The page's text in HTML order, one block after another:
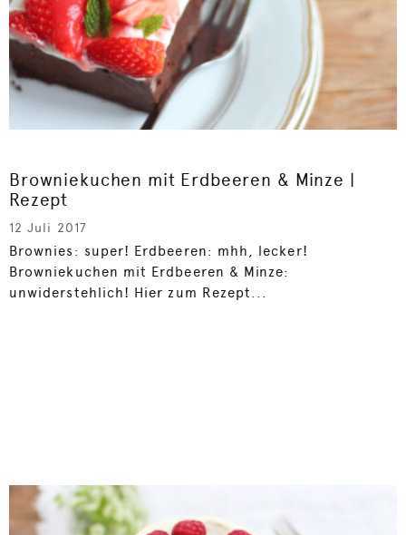
Browniekuchen mit Erdbeeren & Minze |
Rezept
12 Juli 2017
Brownies: super! Erdbeeren: mhh, lecker!
Browniekuchen mit Erdbeeren & Minze:
unwiderstehlich! Hier zum Rezept...